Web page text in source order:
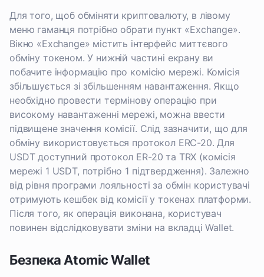
Для того, щоб обміняти криптовалюту, в лівому
меню гаманця потрібно обрати пункт «Exchange».
Вікно «Exchange» містить інтерфейс миттєвого
обміну токеном. У нижній частині екрану ви
побачите інформацію про комісію мережі. Комісія
збільшується зі збільшенням навантаження. Якщо
необхідно провести термінову операцію при
високому навантаженні мережі, можна ввести
підвищене значення комісії. Слід зазначити, що для
обміну використовується протокол ERC-20. Для
USDT доступний протокол ER-20 та TRX (комісія
мережі 1 USDT, потрібно 1 підтвердження). Залежно
від рівня програми лояльності за обмін користувачі
отримують кешбек від комісії у токенах платформи.
Після того, як операція виконана, користувач
повинен відслідковувати зміни на вкладці Wallet.
Безпека Atomic Wallet